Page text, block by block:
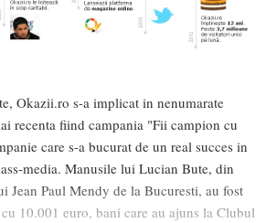
Okazii.ro s-a implicat in nenumarate
recenta fiind campania "Fii campion cu
care s-a bucurat de un real succes in
media. Manusile lui Lucian Bute, din
Jean Paul Mendy de la Bucuresti, au fost
10.001 euro, bani care au ajuns la Clubul